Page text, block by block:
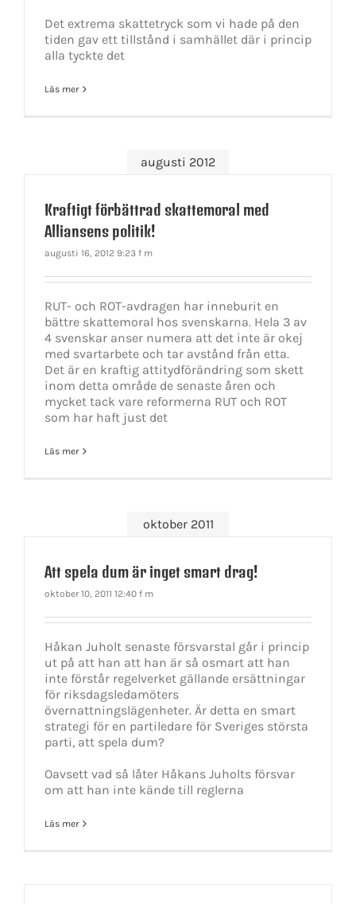
Det extrema skattetryck som vi hade på den
tiden gav ett tillstånd i samhället där i princip
alla tyckte det
Läs mer
augusti 2012
Kraftigt förbättrad skattemoral med
Alliansens politik!
augusti 16, 2012 9:23 f m
RUT- och ROT-avdragen har inneburit en
bättre skattemoral hos svenskarna. Hela 3 av
4 svenskar anser numera att det inte är okej
med svartarbete och tar avstånd från etta.
Det är en kraftig attitydförändring som skett
inom detta område de senaste åren och
mycket tack vare reformerna RUT och ROT
som har haft just det
Läs mer
oktober 2011
Att spela dum är inget smart drag!
oktober 10, 2011 12:40 f m
Håkan Juholt senaste försvarstal går i princip
ut på att han att han är så osmart att han
inte förstår regelverket gällande ersättningar
för riksdagsledamöters
övernattningslägenheter. Är detta en smart
strategi för en partiledare för Sveriges största
parti, att spela dum?
Oavsett vad så låter Håkans Juholts försvar
om att han inte kände till reglerna
Läs mer